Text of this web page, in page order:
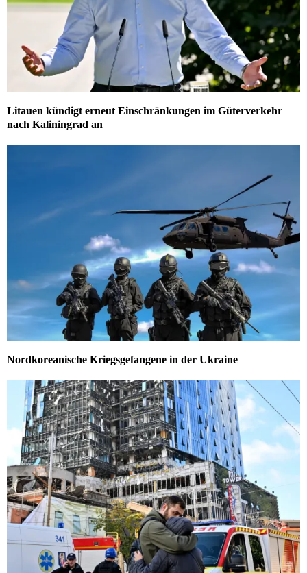
Litauen kündigt erneut Einschränkungen im Güterverkehr
nach Kaliningrad an
Nordkoreanische Kriegsgefangene in der Ukraine